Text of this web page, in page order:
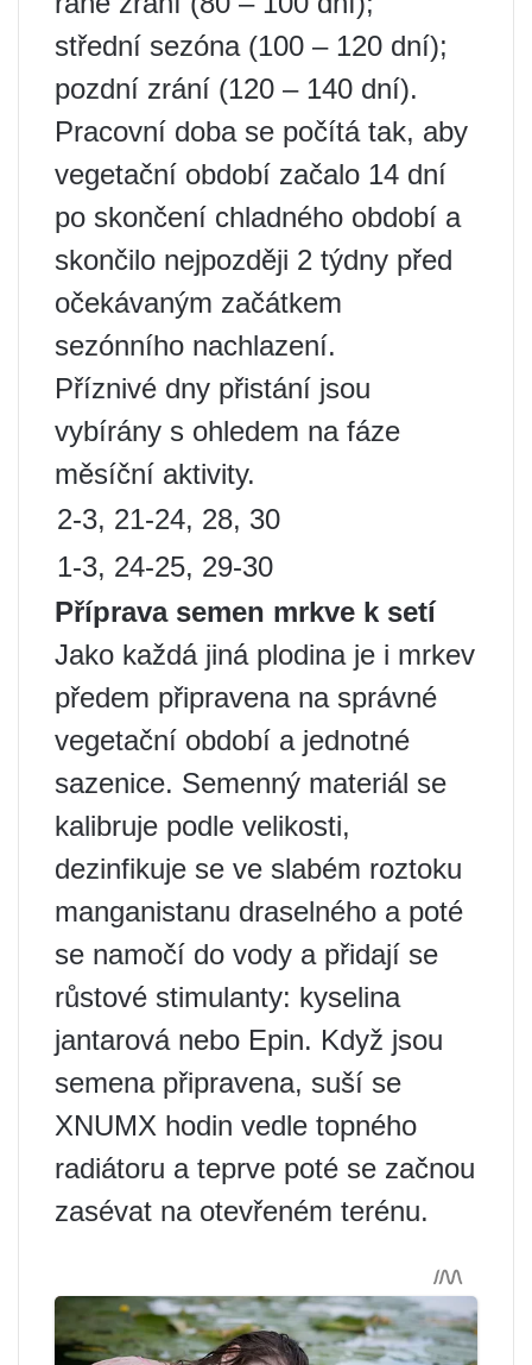
střední sezóna (100 – 120 dní);
pozdní zrání (120 – 140 dní).
Pracovní doba se počítá tak, aby
vegetační období začalo 14 dní
po skončení chladného období a
skončilo nejpozději 2 týdny před
očekávaným začátkem
sezónního nachlazení.
Příznivé dny přistání jsou
vybírány s ohledem na fáze
měsíční aktivity.
2-3, 21-24, 28, 30
1-3, 24-25, 29-30
Příprava semen mrkve k setí
Jako každá jiná plodina je i mrkev
předem připravena na správné
vegetační období a jednotné
sazenice. Semenný materiál se
kalibruje podle velikosti,
dezinfikuje se ve slabém roztoku
manganistanu draselného a poté
se namočí do vody a přidají se
růstové stimulanty: kyselina
jantarová nebo Epin. Když jsou
semena připravena, suší se
XNUMX hodin vedle topného
radiátoru a teprve poté se začnou
zasévat na otevřeném terénu.